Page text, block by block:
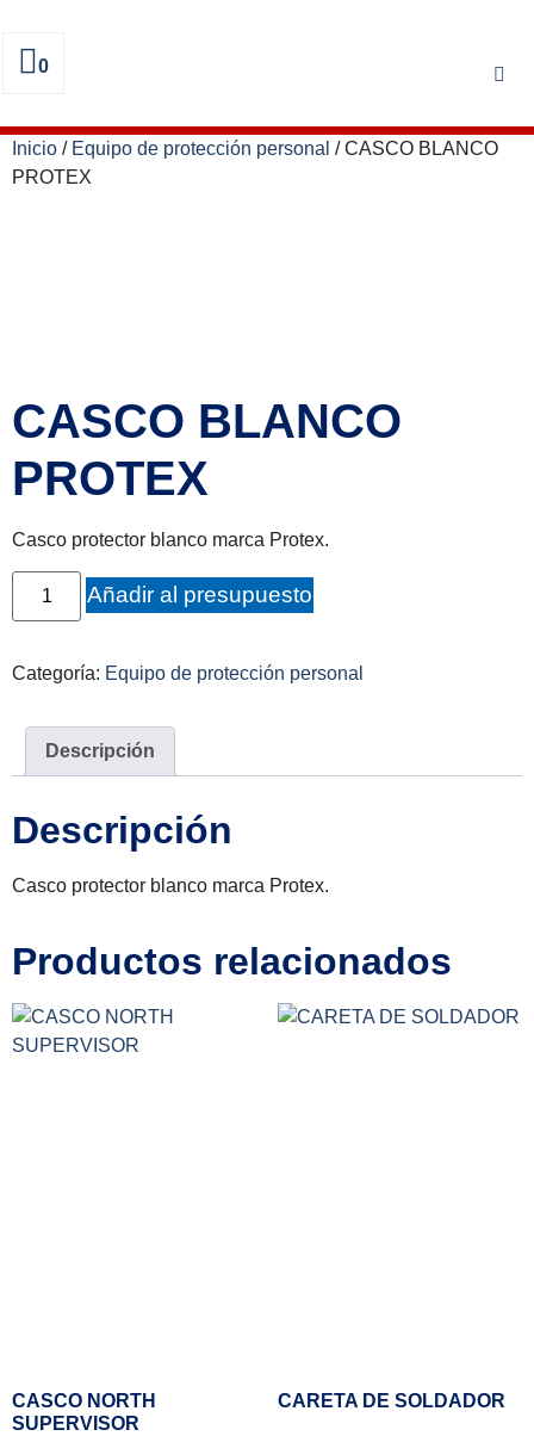
0
Inicio / Equipo de protección personal / CASCO BLANCO
PROTEX
CASCO BLANCO
PROTEX
Casco protector blanco marca Protex.
Añadir al presupuesto
Categoría: Equipo de protección personal
Descripción
Descripción
Casco protector blanco marca Protex.
Productos relacionados
CASCO NORTH
SUPERVISOR
CARETA DE SOLDADOR